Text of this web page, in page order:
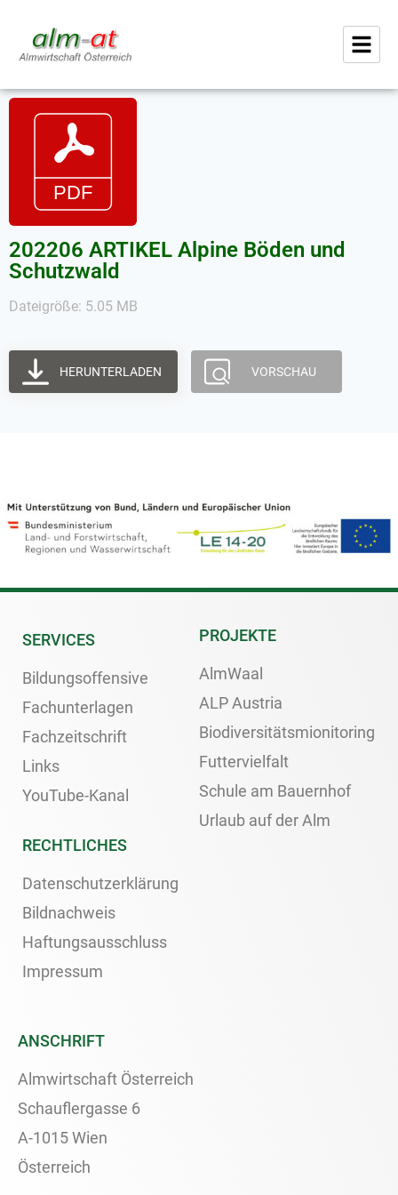
202206 ARTIKEL Alpine Böden und
Schutzwald
Dateigröße: 5.05 MB
HERUNTERLADEN VORSCHAU
SERVICES
Bildungsoffensive
Fachunterlagen
Fachzeitschrift
Links
YouTube-Kanal
PROJEKTE
AlmWaal
ALP Austria
Biodiversitätsmionitoring
Futtervielfalt
Schule am Bauernhof
Urlaub auf der Alm
RECHTLICHES
Datenschutzerklärung
Bildnachweis
Haftungsausschluss
Impressum
ANSCHRIFT
Almwirtschaft Österreich
Schauflergasse 6
A-1015 Wien
Österreich